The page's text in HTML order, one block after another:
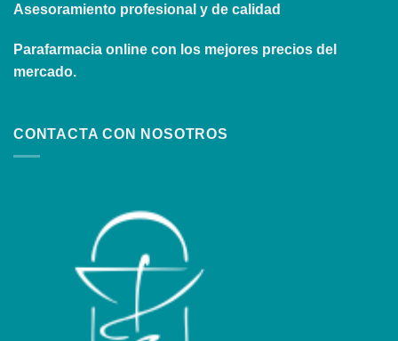
Asesoramiento profesional y de calidad
Parafarmacia online con los mejores precios del
mercado.
CONTACTA CON NOSOTROS